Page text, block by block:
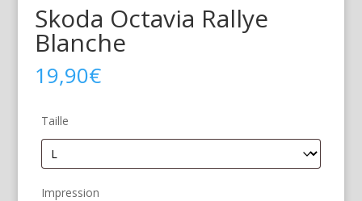
Skoda Octavia Rallye
Blanche
19,90€
Taille
Impression